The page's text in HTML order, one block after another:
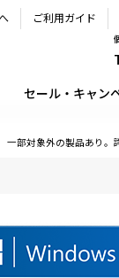
ご利用ガイド
セール・キャン
一部対象外の製品あり。